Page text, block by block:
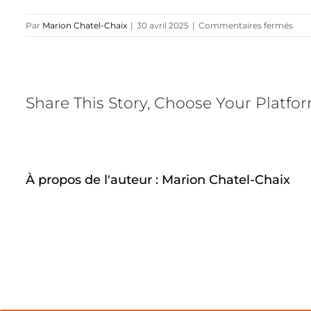
Par Marion Chatel-Chaix | 30 avril 2025 | Commentaires ferméssur
Share This Story, Choose Your
À propos de l'auteur : Marion Chatel-Chaix